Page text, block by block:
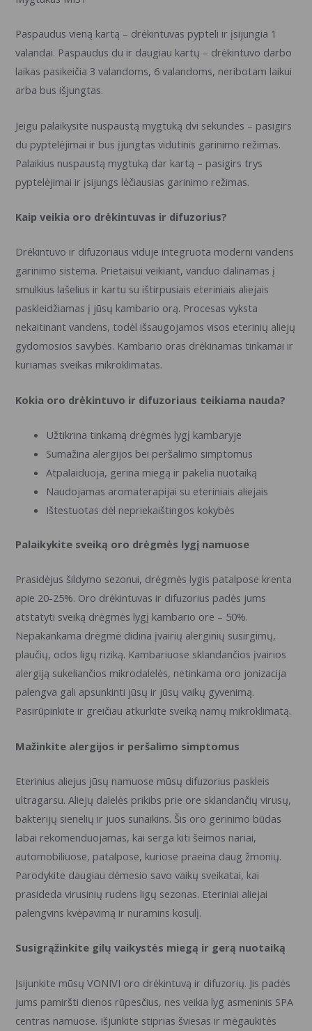
Paspaudus vieną kartą – drėkintuvas pypteli ir įsijungia 1
valandai. Paspaudus du ir daugiau kartų – drėkintuvo darbo
laikas pasikeičia 3 valandoms, 6 valandoms, neribotam laikui
arba bus išjungtas.
Jeigu palaikysite nuspaustą mygtuką dvi sekundes – pasigirs
du pyptelėjimai ir bus įjungtas vidutinis garinimo režimas.
Palaikius nuspaustą mygtuką dar kartą – pasigirs trys
pyptelėjimai ir įsijungs lėčiausias garinimo režimas.
Kaip veikia oro drėkintuvas ir difuzorius?
Drėkintuvo ir difuzoriaus viduje integruota moderni vandens
garinimo sistema. Prietaisui veikiant, vanduo dalinamas į
smulkius lašelius ir kartu su ištirpusiais eteriniais aliejais
paskleidžiamas į jūsų kambario orą. Procesas vyksta
nekaitinant vandens, todėl išsaugojamos visos eterinių aliejų
gydomosios savybės. Kambario oras drėkinamas tinkamai ir
kuriamas sveikas mikroklimatas.
Kokia oro drėkintuvo ir difuzoriaus teikiama nauda?
Užtikrina tinkamą drėgmės lygį kambaryje
Sumažina alergijos bei peršalimo simptomus
Atpalaiduoja, gerina miegą ir pakelia nuotaiką
Naudojamas aromaterapijai su eteriniais aliejais
Ištestuotas dėl nepriekaištingos kokybės
Palaikykite sveiką oro drėgmės lygį namuose
Prasidėjus šildymo sezonui, drėgmės lygis patalpose krenta
apie 20-25%. Oro drėkintuvas ir difuzorius padės jums
atstatyti sveiką drėgmės lygį kambario ore – 50%.
Nepakankama drėgmė didina įvairių alerginių susirgimų,
plaučių, odos ligų riziką. Kambariuose sklandančios įvairios
alergiją sukeliančios mikrodalelės, netinkama oro jonizacija
palengva gali apsunkinti jūsų ir jūsų vaikų gyvenimą.
Pasirūpinkite ir greičiau atkurkite sveiką namų mikroklimatą.
Mažinkite alergijos ir peršalimo simptomus
Eterinius aliejus jūsų namuose mūsų difuzorius paskleis
ultragarsu. Aliejų dalelės prikibs prie ore sklandančių virusų,
bakterijų sienelių ir juos sunaikins. Šis oro gerinimo būdas
labai rekomenduojamas, kai serga kiti šeimos nariai,
automobiliuose, patalpose, kuriose praeina daug žmonių.
Parodykite daugiau dėmesio savo vaikų sveikatai, kai
prasideda virusinių rudens ligų sezonas. Eteriniai aliejai
palengvins kvėpavimą ir nuramins kosulį.
Susigrąžinkite gilų vaikystės miegą ir gerą nuotaiką
Įsijunkite mūsų VONIVI oro drėkintuvą ir difuzorių. Jis padės
jums pamiršti dienos rūpesčius, nes veikia lyg asmeninis SPA
centras namuose. Išjunkite stiprias šviesas ir mėgaukitės